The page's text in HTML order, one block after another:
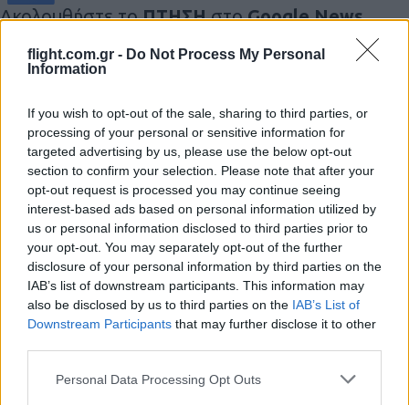
flight.com.gr - Do Not Process My Personal
Information
If you wish to opt-out of the sale, sharing to third parties, or
processing of your personal or sensitive information for
targeted advertising by us, please use the below opt-out
section to confirm your selection. Please note that after your
opt-out request is processed you may continue seeing
interest-based ads based on personal information utilized by
us or personal information disclosed to third parties prior to
your opt-out. You may separately opt-out of the further
disclosure of your personal information by third parties on the
IAB’s list of downstream participants. This information may
also be disclosed by us to third parties on the IAB’s List of
Downstream Participants that may further disclose it to other
Please note that this website/app uses one or more Google
Personal Data Processing Opt Outs
Ακολουθήστε τοΠΤΗΣΗστοGoogle News
Τα άρθρα που δημοσιεύονται στο flight.com.gr εκφράζουν
Απαγορεύεται η αναδημοσίευση χωρίς γραπτή έγκριση. Σε
αντίθετη περίπτωση θα λαμβάνονται νομικά μέτρα. Ο
ιστότοπος διατηρεί το δικαίωμα ελέγχου των σχολίων, τα
οποία εκφράζουν μόνο το συγγραφέα τους.